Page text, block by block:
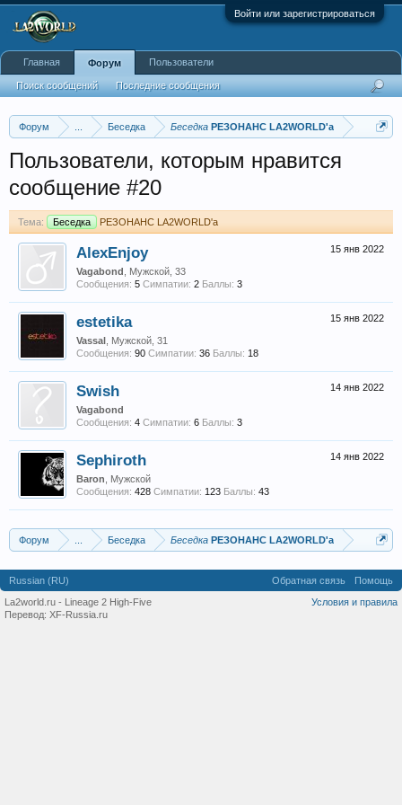
Войти или зарегистрироваться
Форум Беседка Беседка РЕЗОНАНС LA2WORLD'a
Пользователи, которым нравится
сообщение #20
Тема: Беседка РЕЗОНАНС LA2WORLD'a
15 янв 2022
AlexEnjoy
Vagabond , Мужской, 33
Сообщения: 5 Симпатии: 2 Баллы: 3
15 янв 2022
estetika
Vassal , Мужской, 31
Сообщения: 90 Симпатии: 36 Баллы: 18
14 янв 2022
Swish
Vagabond
Сообщения: 4 Симпатии: 6 Баллы: 3
14 янв 2022
Sephiroth
Baron , Мужской
Сообщения: 428 Симпатии: 123 Баллы: 43
Форум Беседка Беседка РЕЗОНАНС LA2WORLD'a
Главная Форум
Поиск сообщений Последние сообщения
Пользователи
Russian (RU) Обратная связь
Помощь
Условия и правила
La2world.ru - Lineage 2 High-Five
Перевод: XF-Russia.ru